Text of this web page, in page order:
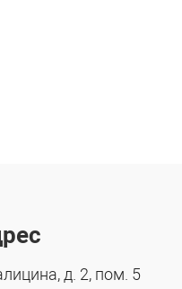
д. 2, пом. 5